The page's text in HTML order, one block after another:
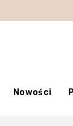
Nowości